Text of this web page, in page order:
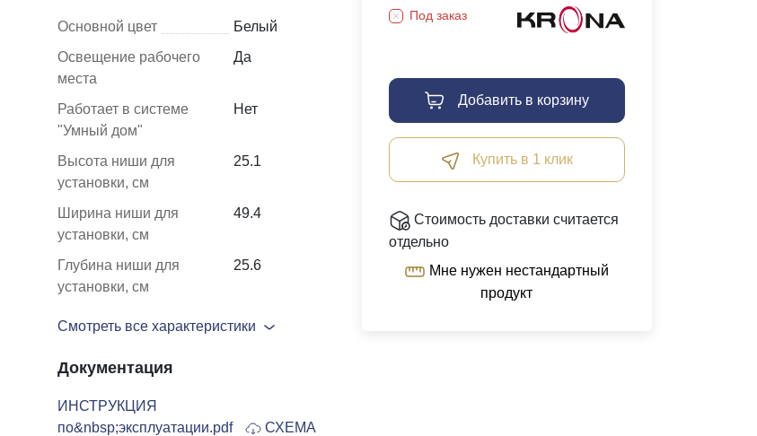
Шкафы и
стеллажи
Витрины
Шкафы
Стеллажи
Мебель для
Основной цвет
Белый
Освещение рабочего
места
Да
Работает в системе
"Умный дом"
Нет
Высота ниши для
установки, см
25.1
Ширина ниши для
установки, см
49.4
Глубина ниши для
установки, см
25.6
Смотреть все характеристики
Документация
ИНСТРУКЦИЯ
по&nbsp;эксплуатации.pdf
СХЕМА
Под заказ
Добавить в корзину
Купить в 1 клик
Стоимость доставки считается
отдельно
продукт